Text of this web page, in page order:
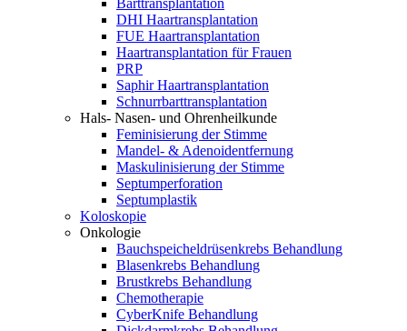
DHI Haartransplantation
FUE Haartransplantation
Haartransplantation für Frauen
PRP
Saphir Haartransplantation
Schnurrbarttransplantation
Hals- Nasen- und Ohrenheilkunde
Feminisierung der Stimme
Mandel- & Adenoidentfernung
Maskulinisierung der Stimme
Septumperforation
Septumplastik
Koloskopie
Onkologie
Bauchspeicheldrüsenkrebs Behandlung
Blasenkrebs Behandlung
Brustkrebs Behandlung
Chemotherapie
CyberKnife Behandlung